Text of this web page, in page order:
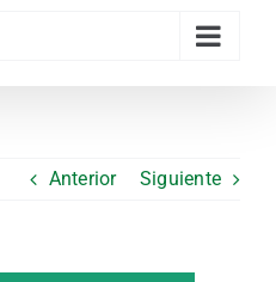
Anterior Siguiente